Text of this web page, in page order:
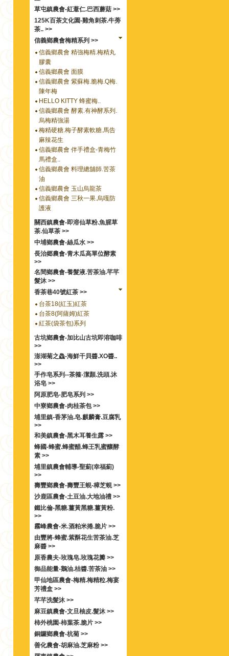
草屯鎮農會-紅薏仁.巴西蘑菇 >>
125K百茶文化園-雞角刺茶.牛蒡
茶.. >>
信義鄉農會梅精系列 >>
信義鄉農會 精強梅精.梅精丸
膠囊
信義鄉農會 面膜
信義鄉農會 紫蘇梅.脆梅.Q梅.
陳年梅
HELLO KITTY 蜂蜜梅..
信義鄉農會 酵素.有神酵系列.
烏梅精強湯
梅精硬糖.梅子酵素軟糖.馬告
麻辣花生
信義鄉農會 伴手禮盒-青梅竹
馬禮盒..
信義鄉農會 料理總舖師.苦茶
油
信義鄉農會 玉山烏龍茶
信義鄉農會 三秋一果.烏嘎防
護液
關西鎮農會-即溶仙草粉.魚腥草
茶.仙草茶 >>
中埔鄉農會-絲瓜水 >>
長治郷農會-青木瓜高單位酵素
>>
名間鄉農會-養髮液.苦茶油.芊芊
髮沐 >>
香茶巷40號紅茶 >>
台茶18(紅玉)紅茶
台茶8(阿薩姆)紅茶
紅茶(袋茶包)系列
古坑鄉農會-加比山古坑即溶咖啡
>>
澎湖菊之鱻-海鮮干貝醬.XO醬..
>>
手作皂系列--茶箍-潔顏.洗頭.沐
浴皂 >>
阿原肥皂-肥皂系列 >>
中寮鄉農會-肉桂茶包 >>
埔里鎮-香茅油.皂.麒麟膏.豆腐乳
>>
和美鎮農會-黑木耳養生露 >>
蜂國-蜂蜜.蜂蜜醋.蜂王乳蜜釀酵
素 >>
埔里鎮農會輔導-聖薊(幸福薊)
>>
壽豐鄉農會-壽豐王蜆-樟芝蜆 >>
沙鹿區農會-土豆油.大地油禮 >>
鐵比倫-黑糖.薑黃黑糖.薑黃粉.
>>
霧峰農會-米.酒粕米捲.脆片 >>
由豐將-蜂蜜.紫酥花生苦茶油.芝
麻醬 >>
原香農夫-玫瑰皂.玫瑰花瓣 >>
御品能量-鵝油.桔醬.苦茶油 >>
甲仙地區農會-梅精.梅精粒.梅宴
芳禮盒 >>
芊芊洗髮沐 >>
麻豆鎮農會-文旦柚皮.髮沐 >>
柿外桃園-柿葉茶.脆片 >>
銅鑼鄉農會-杭菊 >>
善化農會-胡麻油.芝麻粉 >>